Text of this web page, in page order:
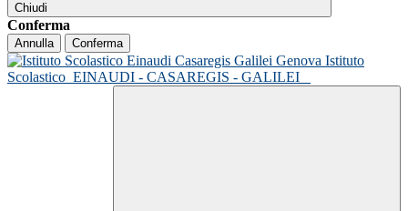
Chiudi
Conferma
Annulla Conferma
Istituto
Scolastico EINAUDI - CASAREGIS - GALILEI